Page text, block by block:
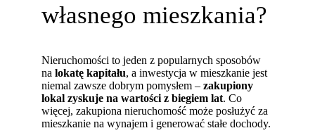
własnego mieszkania?
Nieruchomości to jeden z popularnych sposobów
nalokatę kapitału, a inwestycja w mieszkanie jest
niemal zawsze dobrym pomysłem –zakupiony
lokal zyskuje na wartości z biegiem lat. Co
więcej, zakupiona nieruchomość może posłużyć za
mieszkanie na wynajem i generować stałe dochody.